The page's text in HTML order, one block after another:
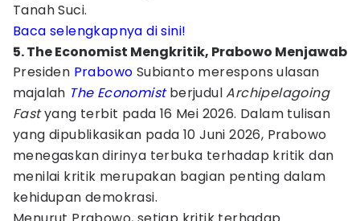
Tanah Suci.
Baca selengkapnya di sini!
5. The Economist Mengkritik, Prabowo Menjawab
Presiden Prabowo Subianto merespons ulasan
majalah The EconomistberjudulArchipelagoing
Fastyang terbit pada 16 Mei 2026. Dalam tulisan
yang dipublikasikan pada 10 Juni 2026, Prabowo
menegaskan dirinya terbuka terhadap kritik dan
menilai kritik merupakan bagian penting dalam
kehidupan demokrasi.